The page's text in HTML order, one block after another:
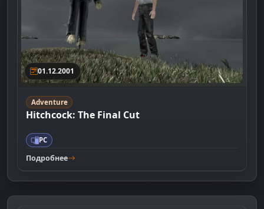
01.12.2001
Adventure
Hitchcock: The Final Cut
PC
Подробнее